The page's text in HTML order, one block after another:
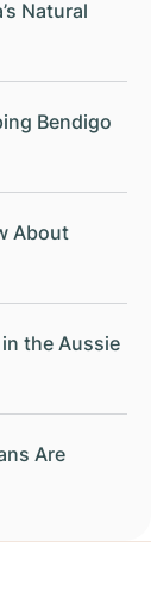
Natural
Bendigo
About
the Aussie
Are